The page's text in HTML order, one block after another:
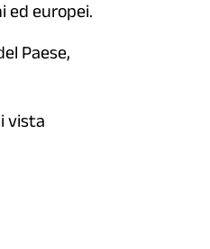
ed europei.
Paese,
vista